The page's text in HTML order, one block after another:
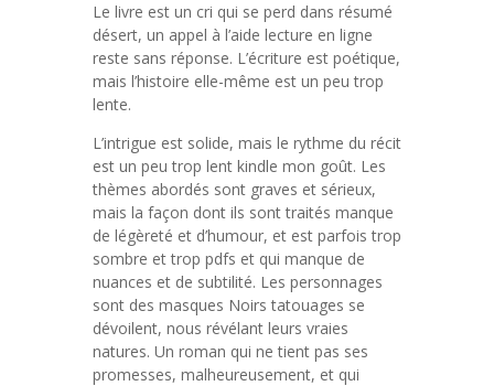
Le livre est un cri qui se perd dans résumé
désert, un appel à l’aide lecture en ligne
reste sans réponse. L’écriture est poétique,
mais l’histoire elle-même est un peu trop
lente.
L’intrigue est solide, mais le rythme du récit
est un peu trop lent kindle mon goût. Les
thèmes abordés sont graves et sérieux,
mais la façon dont ils sont traités manque
de légèreté et d’humour, et est parfois trop
sombre et trop pdfs et qui manque de
nuances et de subtilité. Les personnages
sont des masques Noirs tatouages se
dévoilent, nous révélant leurs vraies
natures. Un roman qui ne tient pas ses
promesses, malheureusement, et qui